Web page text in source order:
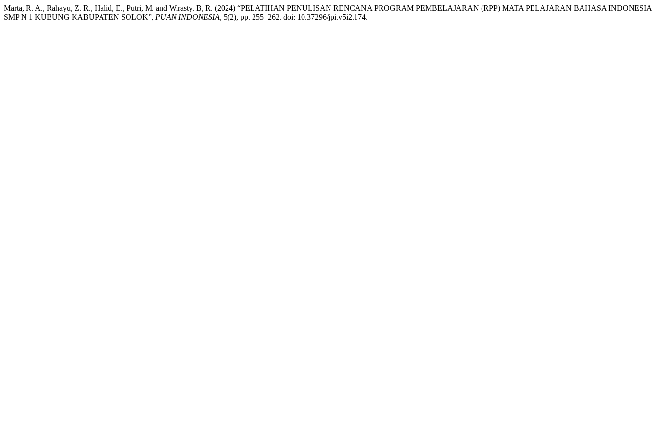
Marta, R. A., Rahayu, Z. R., Halid, E., Putri, M. and Wirasty. B, R. (2024) “PELATIHAN PENULISAN RENCANA PROGRAM PEMBELAJARAN (RPP) MATA PELAJARAN BAHASA INDONESIA
SMP N 1 KUBUNG KABUPATEN SOLOK”, PUAN INDONESIA, 5(2), pp. 255–262. doi: 10.37296/jpi.v5i2.174.